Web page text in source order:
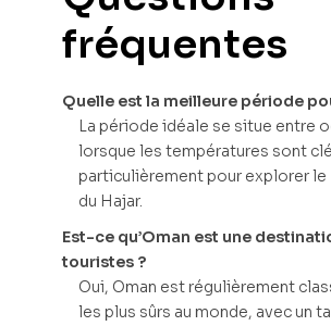
fréquentes
Quelle est la meilleure période
La période idéale se situe entre
lorsque les températures sont
particulièrement pour explorer
du Hajar.
Est-ce qu’Oman est une
touristes ?
Oui, Oman est régulièrement
les plus sûrs au monde, avec un